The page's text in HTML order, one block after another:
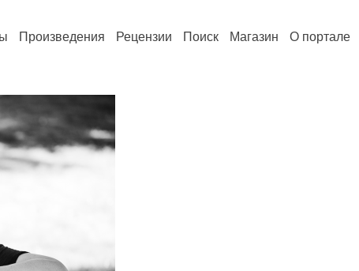
Произведения Рецензии Поиск Магазин О портале